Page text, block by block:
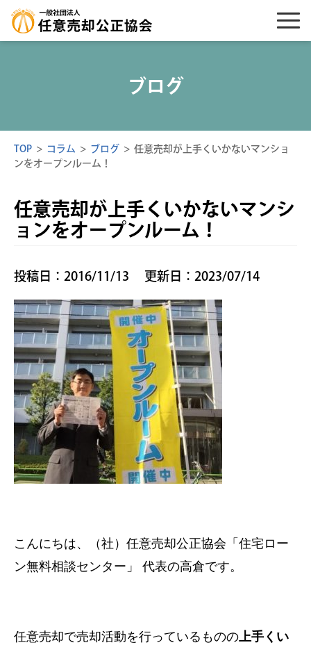
ブログ
TOP > コラム > ブログ > 任意売却が上手くいかないマンショ
ンをオープンルーム！
任意売却が上手くいかないマンシ
ョンをオープンルーム！
投稿日：2016/11/13 更新日：2023/07/14
こんにちは、（社）任意売却公正協会「住宅ロー
ン無料相談センター」 代表の高倉です。
任意売却で売却活動を行っているものの 上手くい